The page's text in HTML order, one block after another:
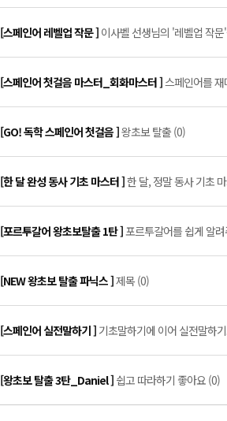
[스페인어 레벨업 작문 ] 이사벨 선생님의 '레벨업 작
[스페인어 첫걸음 마스터_회화마스터 ]스페인어를
[GO! 독학 스페인어 첫걸음 ]왕초보 탈출 (0)
[한 달 완성 동사 기초 마스터 ]한 달, 정말 동사 기초
[포르투갈어 왕초보탈출 1탄 ]포르투갈어를 쉽게 알
[NEW 왕초보 탈출 파닉스 ]제목 (0)
[스페인어 실전말하기 ] 기초말하기에 이어 실전말하
[왕초보 탈출 3탄_Daniel ] 쉽고 따라하기 좋아요 (0)